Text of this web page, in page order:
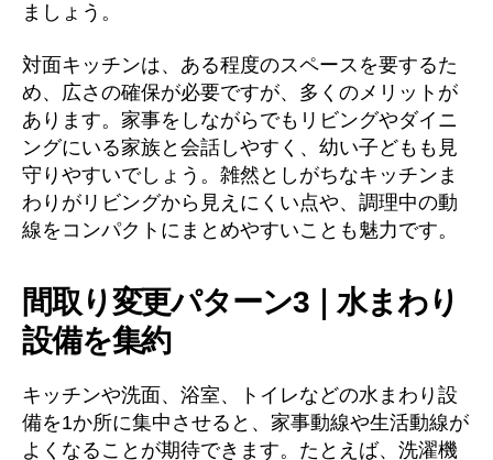
ましょう。
対面キッチンは、ある程度のスペースを要するた
め、広さの確保が必要ですが、多くのメリットが
あります。家事をしながらでもリビングやダイニ
ングにいる家族と会話しやすく、幼い子どもも見
守りやすいでしょう。雑然としがちなキッチンま
わりがリビングから見えにくい点や、調理中の動
線をコンパクトにまとめやすいことも魅力です。
間取り変更パターン3｜水まわり
設備を集約
キッチンや洗面、浴室、トイレなどの水まわり設
備を1か所に集中させると、家事動線や生活動線が
よくなることが期待できます。たとえば、洗濯機